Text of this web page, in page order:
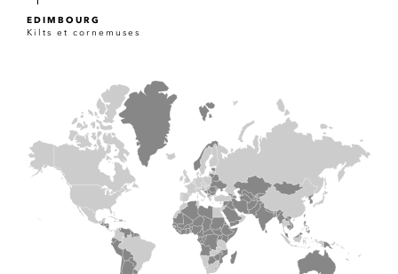
EDIMBOURG
Kilts et cornemuses